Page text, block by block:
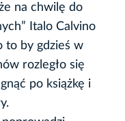
na chwilę do
Italo Calvino
to by gdzieś w
rozległo się
po książkę i